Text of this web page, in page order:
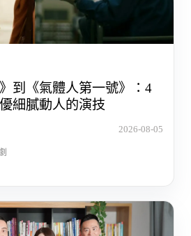
到《氣體人第一號》：4
細膩動人的演技
2026-08-05